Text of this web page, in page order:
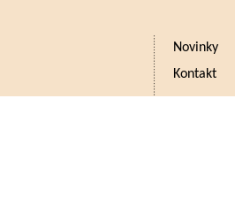
Novinky
Kontakt